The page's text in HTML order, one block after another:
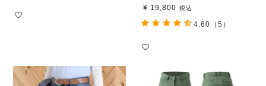
¥ 19,800 税込
4.60 （5）